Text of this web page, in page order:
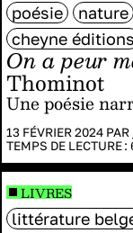
On a peur
Thominot
Une poésie
13 FÉVRIER 2024 PAR
TEMPS DE LECTURE :
poésie nature
cheyne éditions
littérature
LIVRES